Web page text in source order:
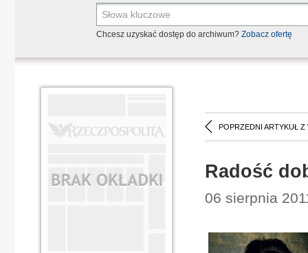
Chcesz uzyskać dostęp do archiwum? Zobacz ofertę
POPRZEDNI ARTYKUŁ Z
Radość
06 sierpnia